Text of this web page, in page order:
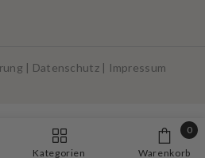
| Datenschutz| Impressum
Kategorien Warenkorb
0